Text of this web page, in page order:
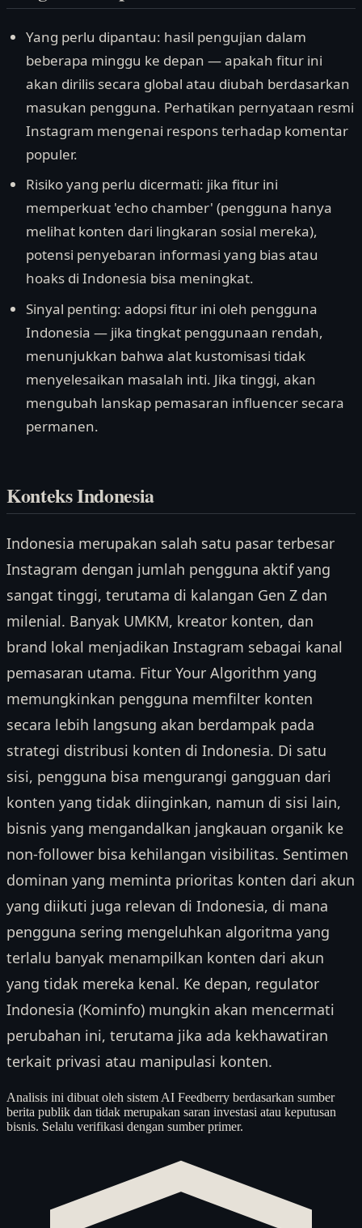
Yang perlu dipantau: hasil pengujian dalam
beberapa minggu ke depan — apakah fitur ini
akan dirilis secara global atau diubah berdasarkan
masukan pengguna. Perhatikan pernyataan resmi
Instagram mengenai respons terhadap komentar
populer.
Risiko yang perlu dicermati: jika fitur ini
memperkuat 'echo chamber' (pengguna hanya
melihat konten dari lingkaran sosial mereka),
potensi penyebaran informasi yang bias atau
hoaks di Indonesia bisa meningkat.
Sinyal penting: adopsi fitur ini oleh pengguna
Indonesia — jika tingkat penggunaan rendah,
menunjukkan bahwa alat kustomisasi tidak
menyelesaikan masalah inti. Jika tinggi, akan
mengubah lanskap pemasaran influencer secara
permanen.
Konteks Indonesia
Indonesia merupakan salah satu pasar terbesar
Instagram dengan jumlah pengguna aktif yang
sangat tinggi, terutama di kalangan Gen Z dan
milenial. Banyak UMKM, kreator konten, dan
brand lokal menjadikan Instagram sebagai kanal
pemasaran utama. Fitur Your Algorithm yang
memungkinkan pengguna memfilter konten
secara lebih langsung akan berdampak pada
strategi distribusi konten di Indonesia. Di satu
sisi, pengguna bisa mengurangi gangguan dari
konten yang tidak diinginkan, namun di sisi lain,
bisnis yang mengandalkan jangkauan organik ke
non-follower bisa kehilangan visibilitas. Sentimen
dominan yang meminta prioritas konten dari akun
yang diikuti juga relevan di Indonesia, di mana
pengguna sering mengeluhkan algoritma yang
terlalu banyak menampilkan konten dari akun
yang tidak mereka kenal. Ke depan, regulator
Indonesia (Kominfo) mungkin akan mencermati
perubahan ini, terutama jika ada kekhawatiran
terkait privasi atau manipulasi konten.
Analisis ini dibuat oleh sistem AI Feedberry berdasarkan sumber
berita publik dan tidak merupakan saran investasi atau keputusan
bisnis. Selalu verifikasi dengan sumber primer.